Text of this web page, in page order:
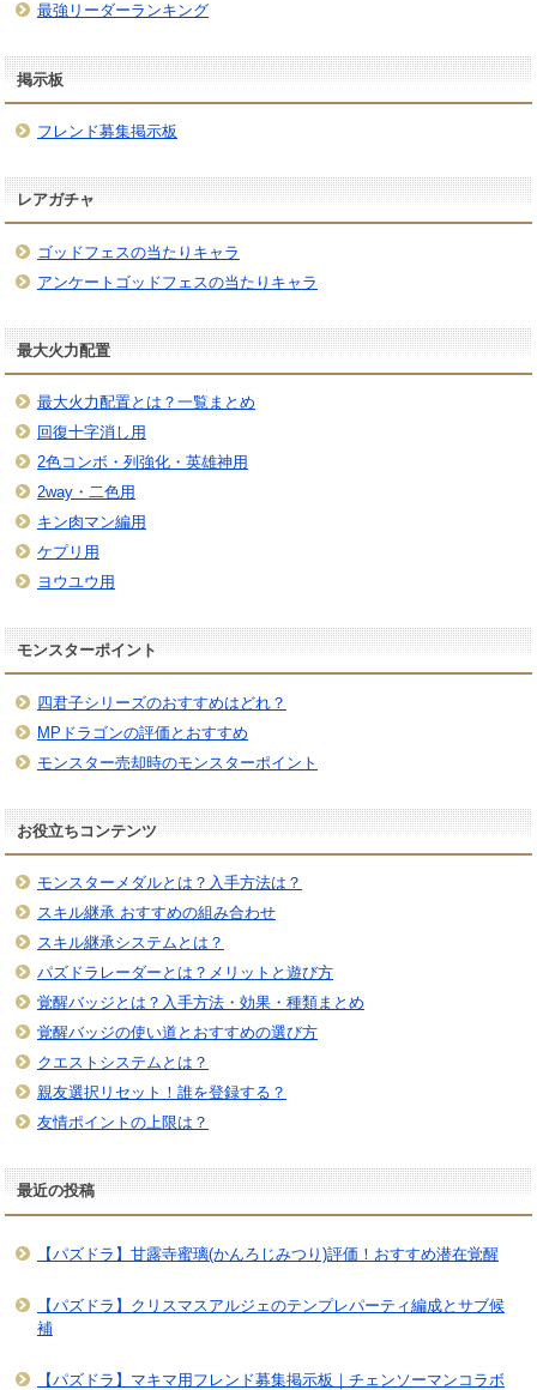
最強リーダーランキング
掲示板
フレンド募集掲示板
レアガチャ
ゴッドフェスの当たりキャラ
アンケートゴッドフェスの当たりキャラ
最大火力配置
最大火力配置とは？一覧まとめ
回復十字消し用
2色コンボ・列強化・英雄神用
2way・二色用
キン肉マン編用
ケプリ用
ヨウユウ用
モンスターポイント
四君子シリーズのおすすめはどれ？
MPドラゴンの評価とおすすめ
モンスター売却時のモンスターポイント
お役立ちコンテンツ
モンスターメダルとは？入手方法は？
スキル継承 おすすめの組み合わせ
スキル継承システムとは？
パズドラレーダーとは？メリットと遊び方
覚醒バッジとは？入手方法・効果・種類まとめ
覚醒バッジの使い道とおすすめの選び方
クエストシステムとは？
親友選択リセット！誰を登録する？
友情ポイントの上限は？
最近の投稿
【パズドラ】甘露寺蜜璃(かんろじみつり)評価！おすすめ潜在覚醒
【パズドラ】クリスマスアルジェのテンプレパーティ編成とサブ候
補
【パズドラ】マキマ用フレンド募集掲示板｜チェンソーマンコラボ